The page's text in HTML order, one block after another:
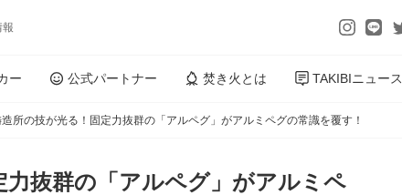
報
ー 公式パートナー 焚き火とは TAKIBIニュース
所の技が光る！固定力抜群の「アルペグ」がアルミペグの常識を覆す！
抜群の「アルペグ」がアルミペ